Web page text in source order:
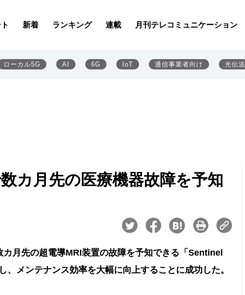
新着 ランキング 連載 月刊テレコミュニケーション
ローカル5G AI 6G IoT 通信事業者向け 光伝送
カ月先の医療機器故障を予知
月先の超電導MRI装置の故障を予知できる「Sentinel
メンテナンス効率を大幅に向上することに成功した。